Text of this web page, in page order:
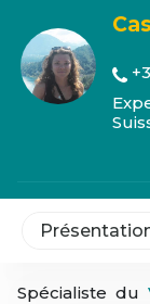
Spécialiste du